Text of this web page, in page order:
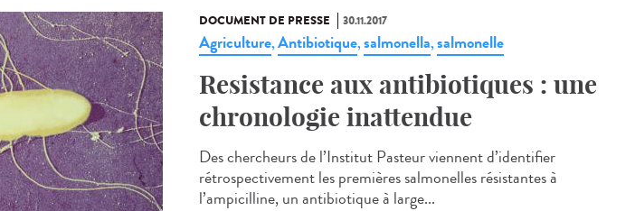
DOCUMENT DE PRESSE 30.11.2017
Agriculture,Antibiotique,salmonella,salmonelle
Resistance aux antibiotiques : une
chronologie inattendue
Des chercheurs de l’Institut Pasteur viennent d’identifier
rétrospectivement les premières salmonelles résistantes à
l’ampicilline, un antibiotique à large...